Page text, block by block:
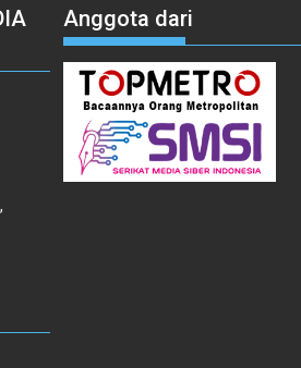
Anggota dari